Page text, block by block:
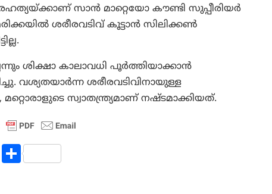
സാൻ മാറ്റെയോ കൗണ്ടി സുപ്പീരിയർ
ശരീരവടിവ് കൂട്ടാൻ സിലിക്കൺ
ശിക്ഷാ കാലാവധി പൂർത്തിയാക്കാൻ
വശ്യതയാർന്ന ശരീരവടിവിനായുള്ള
സ്വാതന്ത്ര്യമാണ് നഷ്ടമാക്കിയത്.
R S